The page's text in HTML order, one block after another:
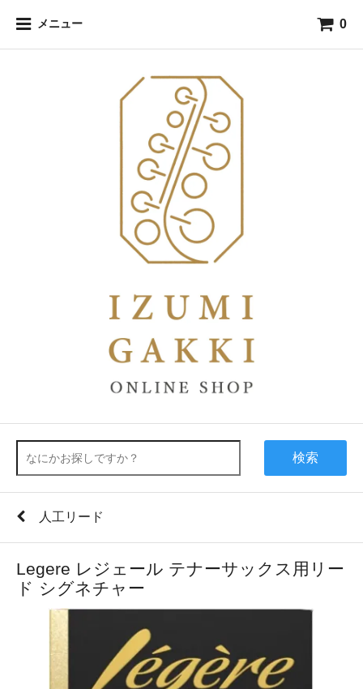
メニュー 0
検索
人工リード
Legere レジェール テナーサックス用リー
ド シグネチャー